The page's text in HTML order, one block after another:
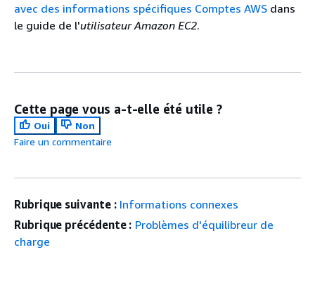
avec des informations spécifiques Comptes AWS dans
le guide de l'utilisateur Amazon EC2.
Cette page vous a-t-elle été utile ?
Oui
Non
Faire un commentaire
Rubrique suivante : Informations connexes
Rubrique précédente : Problèmes d'équilibreur de
charge